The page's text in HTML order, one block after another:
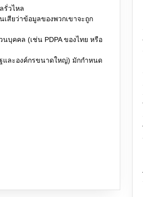
รั่วไหล
สียว่าข้อมูลของพวกเขาจะถูก
บุคคล (เช่น PDPA ของไทย หรือ
และองค์กรขนาดใหญ่) มักกำหนด